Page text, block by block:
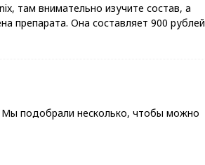
там внимательно изучите состав, а
препарата. Она составляет 900 рублей
подобрали несколько, чтобы можно